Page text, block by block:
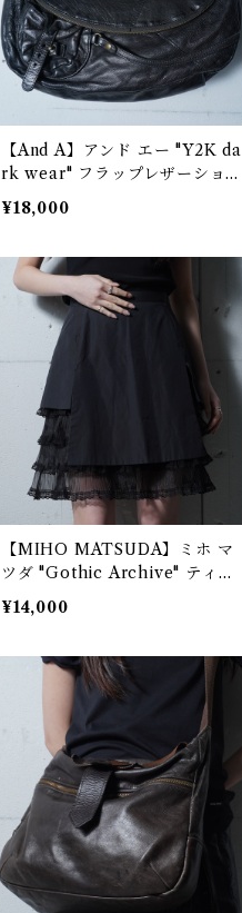
【And A】アンド エー "Y2K da
rk wear" フラップレザーショ
ルダーバッグ black
¥18,000
【MIHO MATSUDA】ミホ マ
ツダ "Gothic Archive" ティア
ードフリルスカート black
¥14,000